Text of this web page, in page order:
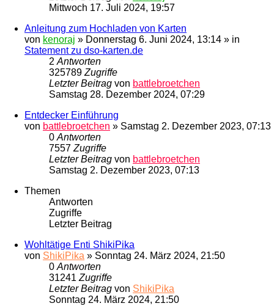
Mittwoch 17. Juli 2024, 19:57
Anleitung zum Hochladen von Karten
von kenoraj » Donnerstag 6. Juni 2024, 13:14 » in
Statement zu dso-karten.de
2Antworten
325789Zugriffe
Letzter Beitrag von battlebroetchen
Samstag 28. Dezember 2024, 07:29
Entdecker Einführung
von battlebroetchen » Samstag 2. Dezember 2023, 07:13
0Antworten
7557Zugriffe
Letzter Beitrag von battlebroetchen
Samstag 2. Dezember 2023, 07:13
Themen
Antworten
Zugriffe
Letzter Beitrag
Wohltätige Enti ShikiPika
von ShikiPika » Sonntag 24. März 2024, 21:50
0Antworten
31241Zugriffe
Letzter Beitrag von ShikiPika
Sonntag 24. März 2024, 21:50